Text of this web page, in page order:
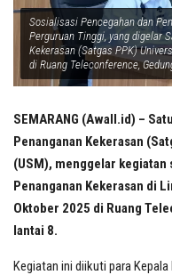
Sosialisasi Pencegahan dan
Perguruan Tinggi, yang digelar
Kekerasan (Satgas PPK)
di Ruang Teleconference,
SEMARANG (Awall.id) –
Penanganan Kekerasan
(USM), menggelar kegiatan
Penanganan Kekerasan di
Oktober 2025 di Ruang
lantai 8.
Kegiatan ini diikuti para